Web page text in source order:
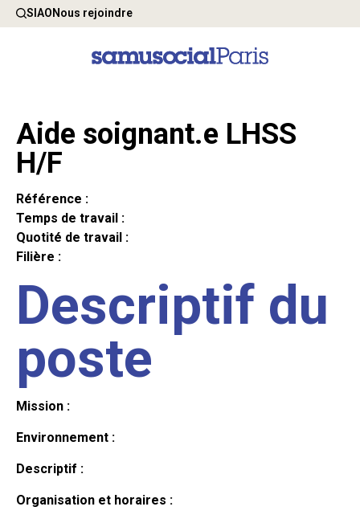
SIAONous rejoindre
Aide soignant.e LHSS
H/F
Référence :
Temps de travail :
Quotité de travail :
Filière :
Descriptif du
poste
Mission :
Environnement :
Descriptif :
Organisation et horaires :